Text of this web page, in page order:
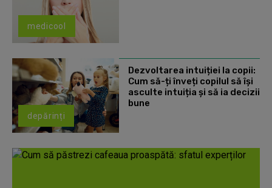
medicool
depărinți
Dezvoltarea intuiției la copii:
Cum să-ți înveți copilul să își
asculte intuiția și să ia decizii
bune